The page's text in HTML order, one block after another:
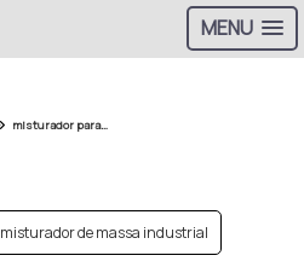
MENU
misturador para argamassa
misturador de massa industrial